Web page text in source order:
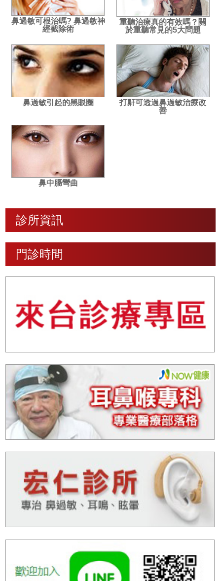
鼻過敏可根治嗎? 鼻過敏神
經截除術
重聽治療真的有效嗎？關
於重聽常見的5大問題
鼻過敏引起的黑眼圈
打鼾可透過鼻過敏治療改
善
鼻中膈彎曲
診所資訊
門診時間